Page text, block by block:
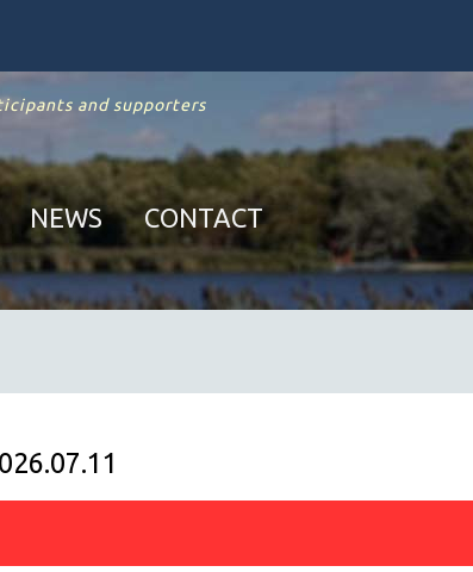
NEWS CONTACT
and supporters